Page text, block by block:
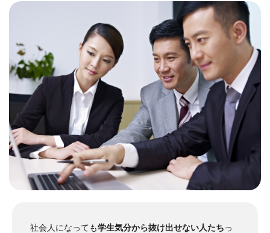
社会人になっても学生気分から抜け出せない人たちっ